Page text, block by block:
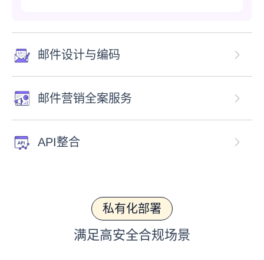
邮件设计与编码
邮件营销全案服务
API整合
私有化部署
满足高安全合规场景